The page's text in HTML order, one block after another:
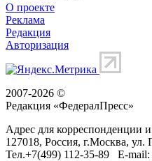
О проекте
Реклама
Редакция
Авторизация
2007-2026 ©
Редакция «ФедералПресс»
Адрес для корреспонденции
127018, Россия, г.Москва, ул.
Тел.+7(499) 112-35-89 E-mail: